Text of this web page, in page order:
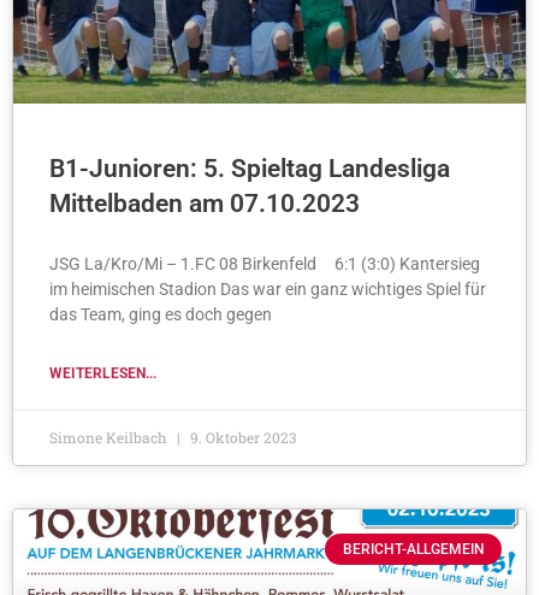
B1-Junioren: 5. Spieltag Landesliga
Mittelbaden am 07.10.2023
JSG La/Kro/Mi – 1.FC 08 Birkenfeld 6:1 (3:0) Kantersieg
im heimischen Stadion Das war ein ganz wichtiges Spiel für
das Team, ging es doch gegen
WEITERLESEN...
Simone Keilbach 9. Oktober 2023
BERICHT-ALLGEMEIN